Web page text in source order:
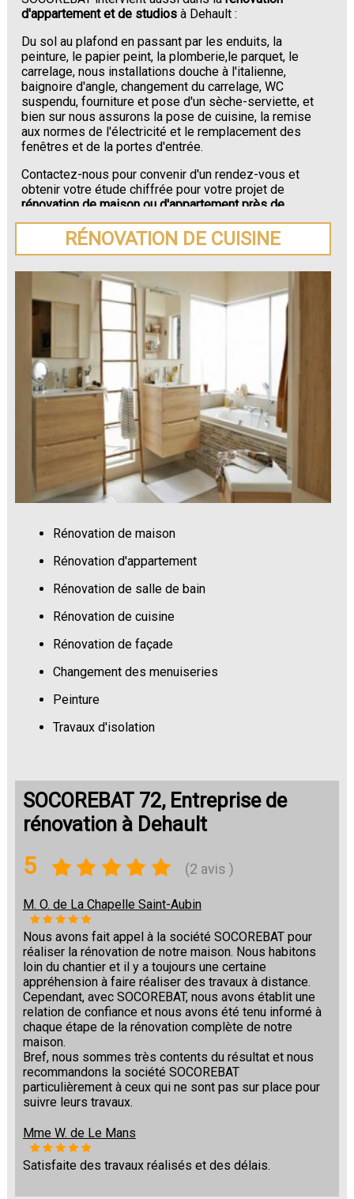
d'appartement et de studios à Dehault :
Du sol au plafond en passant par les enduits, la
peinture, le papier peint, la plomberie,le parquet, le
carrelage, nous installations douche à l'italienne,
baignoire d'angle, changement du carrelage, WC
suspendu, fourniture et pose d'un sèche-serviette, et
bien sur nous assurons la pose de cuisine, la remise
aux normes de l'électricité et le remplacement des
fenêtres et de la portes d'entrée.
Contactez-nous pour convenir d'un rendez-vous et
obtenir votre étude chiffrée pour votre projet de
rénovation de maison ou d'appartement près de
Dehault.
RÉNOVATION DE CUISINE
Rénovation de maison
Rénovation d'appartement
Rénovation de salle de bain
Rénovation de cuisine
Rénovation de façade
Changement des menuiseries
Peinture
Travaux d'isolation
SOCOREBAT 72, Entreprise de
rénovation à Dehault
5 (2 avis )
M. O. de La Chapelle Saint-Aubin
Nous avons fait appel à la société SOCOREBAT pour
réaliser la rénovation de notre maison. Nous habitons
loin du chantier et il y a toujours une certaine
appréhension à faire réaliser des travaux à distance.
Cependant, avec SOCOREBAT, nous avons établit une
relation de confiance et nous avons été tenu informé à
chaque étape de la rénovation complète de notre
maison.
Bref, nous sommes très contents du résultat et nous
recommandons la société SOCOREBAT
particulièrement à ceux qui ne sont pas sur place pour
suivre leurs travaux.
Mme W. de Le Mans
Satisfaite des travaux réalisés et des délais.